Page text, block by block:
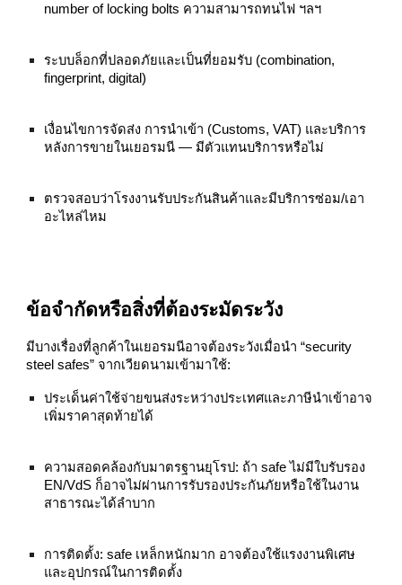
number of locking bolts ความสามารถทนไฟ ฯลฯ
ระบบล็อกที่ปลอดภัยและเป็นที่ยอมรับ (combination,
fingerprint, digital)
เงื่อนไขการจัดส่ง การนำเข้า (Customs, VAT) และบริการ
หลังการขายในเยอรมนี — มีตัวแทนบริการหรือไม่
ตรวจสอบว่าโรงงานรับประกันสินค้าและมีบริการซ่อม/เอา
อะไหล่ไหม
ข้อจำกัดหรือสิ่งที่ต้องระมัดระวัง
มีบางเรื่องที่ลูกค้าในเยอรมนีอาจต้องระวังเมื่อนำ “security
steel safes” จากเวียดนามเข้ามาใช้:
ประเด็นค่าใช้จ่ายขนส่งระหว่างประเทศและภาษีนำเข้าอาจ
เพิ่มราคาสุดท้ายได้
ความสอดคล้องกับมาตรฐานยุโรป: ถ้า safe ไม่มีใบรับรอง
EN/VdS ก็อาจไม่ผ่านการรับรองประกันภัยหรือใช้ในงาน
สาธารณะได้ลำบาก
การติดตั้ง: safe เหล็กหนักมาก อาจต้องใช้แรงงานพิเศษ
และอุปกรณ์ในการติดตั้ง